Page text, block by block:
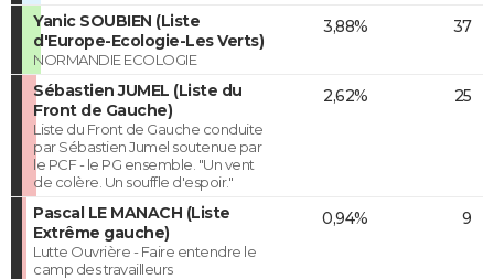
Yanic SOUBIEN (Liste
d'Europe-Ecologie-Les Verts)
NORMANDIE ECOLOGIE
3,88% 37
Sébastien JUMEL (Liste du
Front de Gauche)
Liste du Front de Gauche conduite
par Sébastien Jumel soutenue par
le PCF - le PG ensemble. "Un vent
de colère. Un souffle d'espoir."
2,62% 25
Pascal LE MANACH (Liste
Extrême gauche)
Lutte Ouvrière - Faire entendre le
camp des travailleurs
0,94% 9